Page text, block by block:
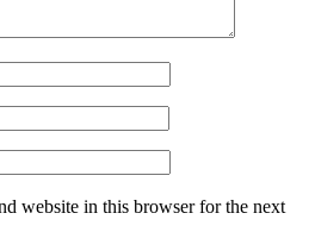
website in this browser for the next